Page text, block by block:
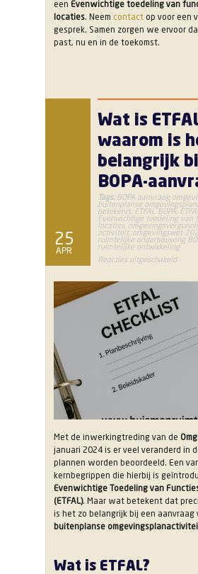
een Evenwichtige toedeling van
locaties. Neem contact op voor een
gesprek. Samen zorgen we ervoor
past, nu en in de toekomst.
25
APR
Wat is
waarom is
belangrijk
BOPA-
Tags: BOPA aanvraag
buitenplanse
betekenis, ETFAL BOPA,
Evenwichtige toedeling van
locaties,
activiteit, omgevingswet
ruimtelijke onderbouwing
ruimtelijke ontwikkeling
Reacties uitgeschakeldvoor
ETFAL
is
een
BOPA-
Met de inwerkingtreding van de
januari 2024 is er veel veranderd in
plannen worden beoordeeld. Een
kernbegrippen die hierbij is
Evenwichtige Toedeling van
(ETFAL). Maar wat betekent dat
is het zo belangrijk bij een aanvraag
buitenplanse
Wat is ETFAL?